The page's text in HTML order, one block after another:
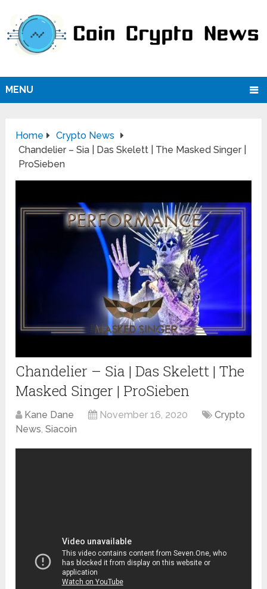
MENU
Home
Crypto News
Chandelier – Sia | Das Skelett | The Masked Singer |
ProSieben
Chandelier – Sia | Das Skelett | The
Masked Singer | ProSieben
Kane Dane November 16, 2020
Crypto
News,Siacoin